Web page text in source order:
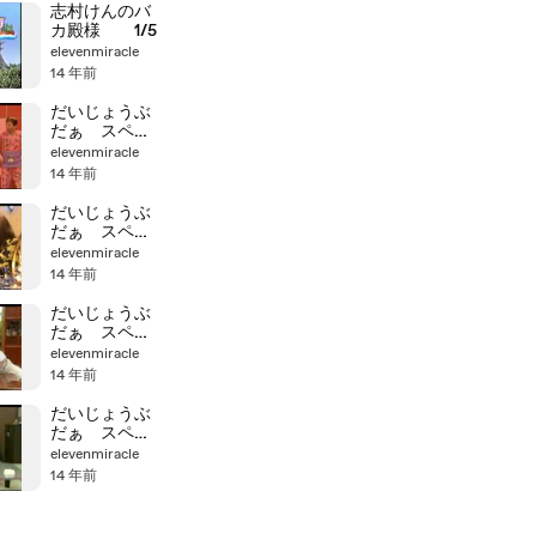
志村けんのバ
カ殿様 1/5
elevenmiracle
14 年前
だいじょうぶ
だぁ スペシ
ャル 5/5
elevenmiracle
14 年前
だいじょうぶ
だぁ スペシ
ャル 4/5
elevenmiracle
14 年前
だいじょうぶ
だぁ スペシ
ャル 3/5
elevenmiracle
14 年前
だいじょうぶ
だぁ スペシ
ャル 2/5
elevenmiracle
14 年前